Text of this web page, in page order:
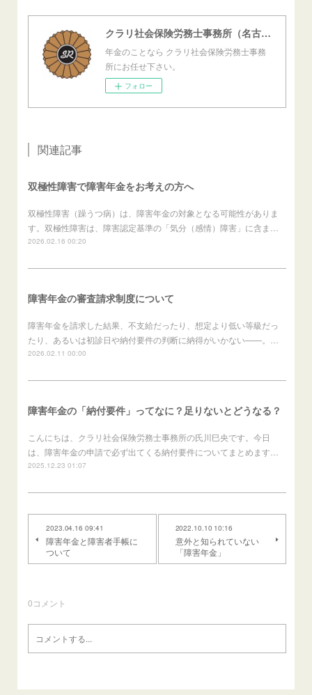
クラリ社会保険労務士事務所（名古屋西障害年金センター）
年金のことなら クラリ社会保険労務士事務
所にお任せ下さい。
フォロー
関連記事
双極性障害で障害年金をお考えの方へ
双極性障害（躁うつ病）は、障害年金の対象となる可能性がありま
す。双極性障害は、障害認定基準の「気分（感情）障害」に含ま…
2026.02.16 00:20
障害年金の審査請求制度について
障害年金を請求した結果、不支給だったり、想定より低い等級だっ
たり、あるいは初診日や納付要件の判断に納得がいかない——。…
2026.02.11 00:00
障害年金の「納付要件」ってなに？足りないとどうなる？
こんにちは、クラリ社会保険労務士事務所の氏川巳央です。今日
は、障害年金の申請で必ず出てくる納付要件についてまとめます…
2025.12.23 01:07
2023.04.16 09:41
障害年金と障害者手帳に
ついて
2022.10.10 10:16
意外と知られていない
「障害年金」
0コメント